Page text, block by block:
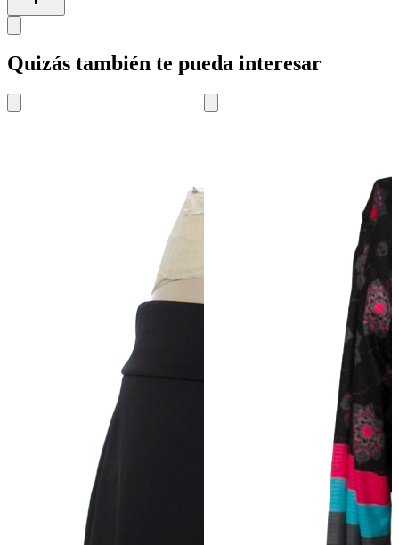
Quizás también te pueda interesar